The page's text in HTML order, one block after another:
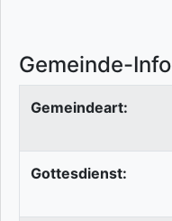
Gemeinde-Info
Gemeindeart:
Gottesdienst: